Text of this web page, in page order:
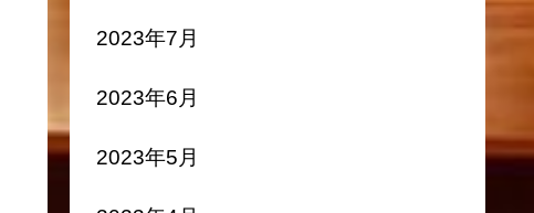
2023年7月
2023年6月
2023年5月